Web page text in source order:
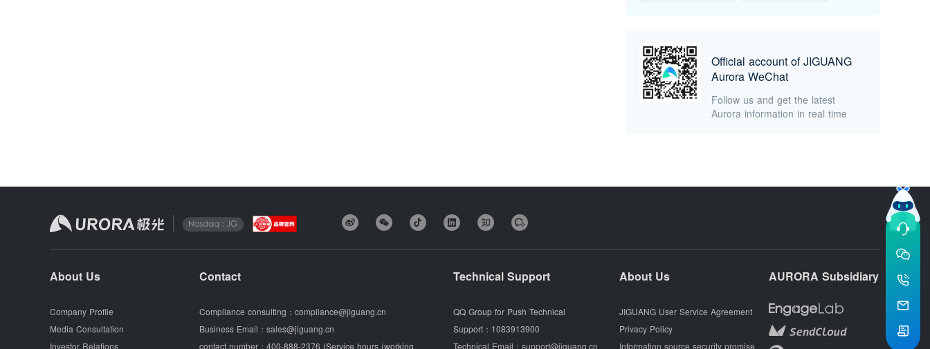
Official account of JIGUANG
Aurora WeChat
Follow us and get the latest
Aurora information in real time
About Us
Company Profile
Media Consultation
Investor Relations
Contact
Compliance consulting： compliance@jiguang.cn
Business Email： sales@jiguang.cn
contact number： 400-888-2376 (Service hours (working
Technical Support
QQ Group for Push Technical
Support： 1083913900
Technical Email： support@jiguang.cn
About Us
JIGUANG User Service Agreement
Privacy Policy
Information source security promise
AURORA Subsidiary